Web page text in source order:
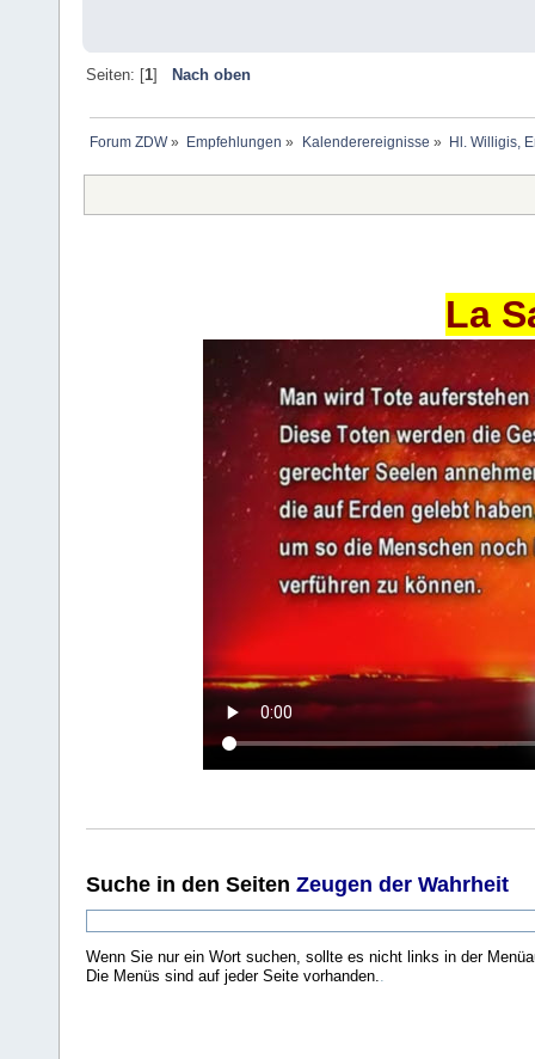
Seiten: [1] Nach oben
Forum ZDW» Empfehlungen » Kalenderereignisse » Hl. Willigis,
La
Suche in den Seiten Zeugen der Wahrheit
Wenn Sie nur ein Wort suchen, sollte es nicht links in der
Die Menüs sind auf jeder Seite vorhanden.